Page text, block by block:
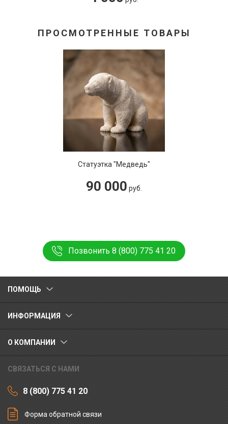
ПРОСМОТРЕННЫЕ ТОВАРЫ
Статуэтка "Медведь"
90 000 руб.
Позвонить 8 (800) 775 41 20
ПОМОЩЬ
ИНФОРМАЦИЯ
О КОМПАНИИ
СВЯЗАТЬСЯ С НАМИ
8 (800) 775 41 20
Форма обратной связи